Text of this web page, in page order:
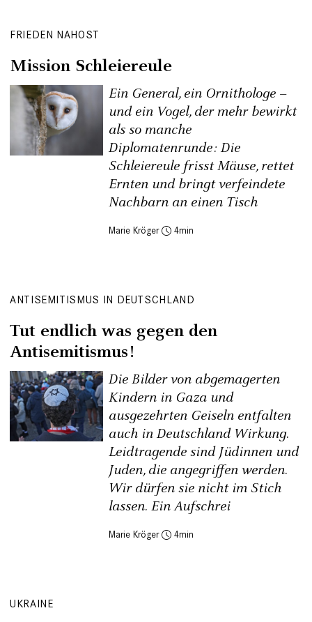
FRIEDEN NAHOST
Mission Schleiereule
Ein General, ein Ornithologe –
und ein Vogel, der mehr bewirkt
als so manche
Diplomatenrunde: Die
Schleiereule frisst Mäuse, rettet
Ernten und bringt verfeindete
Nachbarn an einen Tisch
Marie Kröger 4
ANTISEMITISMUS IN DEUTSCHLAND
Tut endlich was gegen den
Antisemitismus!
Die Bilder von abgemagerten
Kindern in Gaza und
ausgezehrten Geiseln entfalten
auch in Deutschland Wirkung.
Leidtragende sind Jüdinnen und
Juden, die angegriffen werden.
Wir dürfen sie nicht im Stich
lassen. Ein Aufschrei
Marie Kröger 4
UKRAINE